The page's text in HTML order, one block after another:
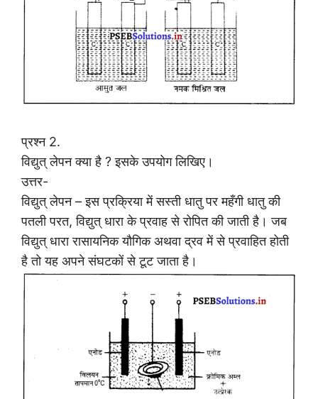
प्रश्न 2.
विद्युत् लेपन क्या है ? इसके उपयोग लिखिए।
उत्तर-
विद्युत् लेपन – इस प्रक्रिया में सस्ती धातु पर महँगी धातु की
पतली परत, विद्युत् धारा के प्रवाह से रोपित की जाती है। जब
विद्युत् धारा रासायनिक यौगिक अथवा द्रव में से प्रवाहित होती
है तो यह अपने संघटकों से टूट जाता है।